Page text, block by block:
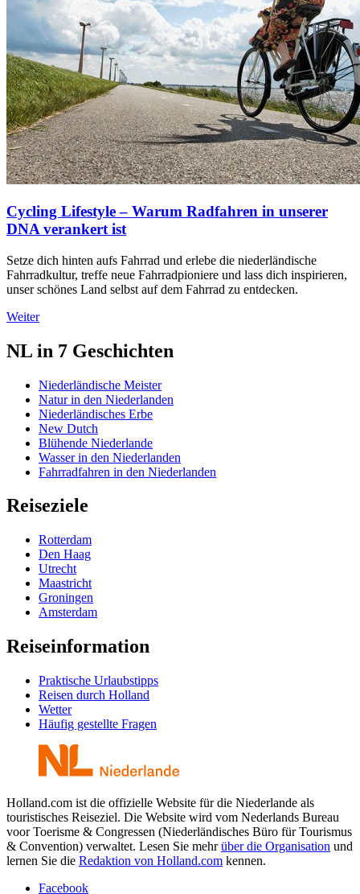
Cycling Lifestyle – Warum Radfahren in unserer
DNA verankert ist
Setze dich hinten aufs Fahrrad und erlebe die niederländische
Fahrradkultur, treffe neue Fahrradpioniere und lass dich inspirieren,
unser schönes Land selbst auf dem Fahrrad zu entdecken.
Weiter
NL in 7 Geschichten
Niederländische Meister
Natur in den Niederlanden
Niederländisches Erbe
New Dutch
Blühende Niederlande
Wasser in den Niederlanden
Fahrradfahren in den Niederlanden
Reiseziele
Rotterdam
Den Haag
Utrecht
Maastricht
Groningen
Amsterdam
Reiseinformation
Praktische Urlaubstipps
Reisen durch Holland
Wetter
Häufig gestellte Fragen
Holland.com ist die offizielle Website für die Niederlande als
touristisches Reiseziel. Die Website wird vom Nederlands Bureau
voor Toerisme & Congressen (Niederländisches Büro für Tourismus
& Convention) verwaltet. Lesen Sie mehrüber die Organisation und
lernen Sie die Redaktion von Holland.com kennen.
Facebook